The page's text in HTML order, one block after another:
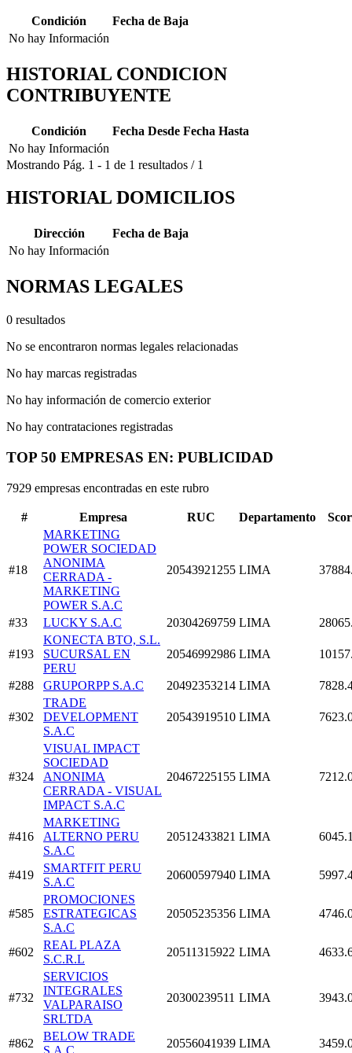
Condición
Fecha de Baja
No hay Información
HISTORIAL CONDICION
CONTRIBUYENTE
Condición Fecha Desde Fecha Hasta
No hay Información
Mostrando Pág. 1 - 1 de 1 resultados / 1
HISTORIAL DOMICILIOS
Dirección
Fecha de Baja
No hay Información
NORMAS LEGALES
0 resultados
No se encontraron normas legales relacionadas
No hay marcas registradas
No hay información de comercio exterior
No hay contrataciones registradas
TOP 50 EMPRESAS EN: PUBLICIDAD
7929 empresas encontradas en este rubro
# Empresa RUC Departamento
#18
MARKETING
POWER SOCIEDAD
ANONIMA
CERRADA -
MARKETING
POWER S.A.C
20543921255 LIMA
#33 LUCKY S.A.C 20304269759 LIMA
#193
KONECTA BTO, S.L.
SUCURSAL EN
PERU
20546992986 LIMA
#288 GRUPORPP S.A.C 20492353214 LIMA
#302
TRADE
DEVELOPMENT
S.A.C
20543919510 LIMA
#324
VISUAL IMPACT
SOCIEDAD
ANONIMA
CERRADA - VISUAL
IMPACT S.A.C
20467225155 LIMA
#416
MARKETING
ALTERNO PERU
S.A.C
20512433821 LIMA
#419
SMARTFIT PERU
S.A.C
20600597940 LIMA
#585
PROMOCIONES
ESTRATEGICAS
S.A.C
20505235356 LIMA
#602
REAL PLAZA
S.C.R.L
20511315922 LIMA
#732
SERVICIOS
INTEGRALES
VALPARAISO
SRLTDA
20300239511 LIMA
#862
BELOW TRADE
S.A.C
20556041939 LIMA